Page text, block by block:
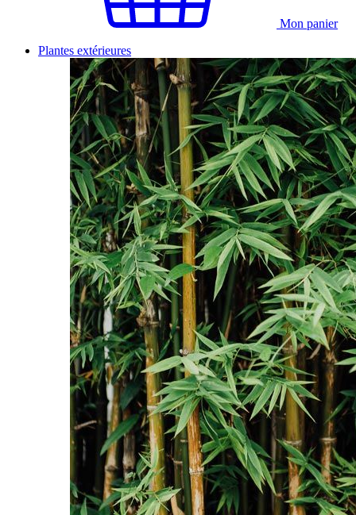
Mon panier
Plantes extérieures